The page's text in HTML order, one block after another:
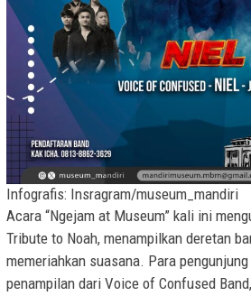
Infografis: Insragram/museum_mandiri
Acara “Ngejam at Museum” kali ini
Tribute to Noah, menampilkan deretan
memeriahkan suasana. Para
penampilan dari Voice of Confused